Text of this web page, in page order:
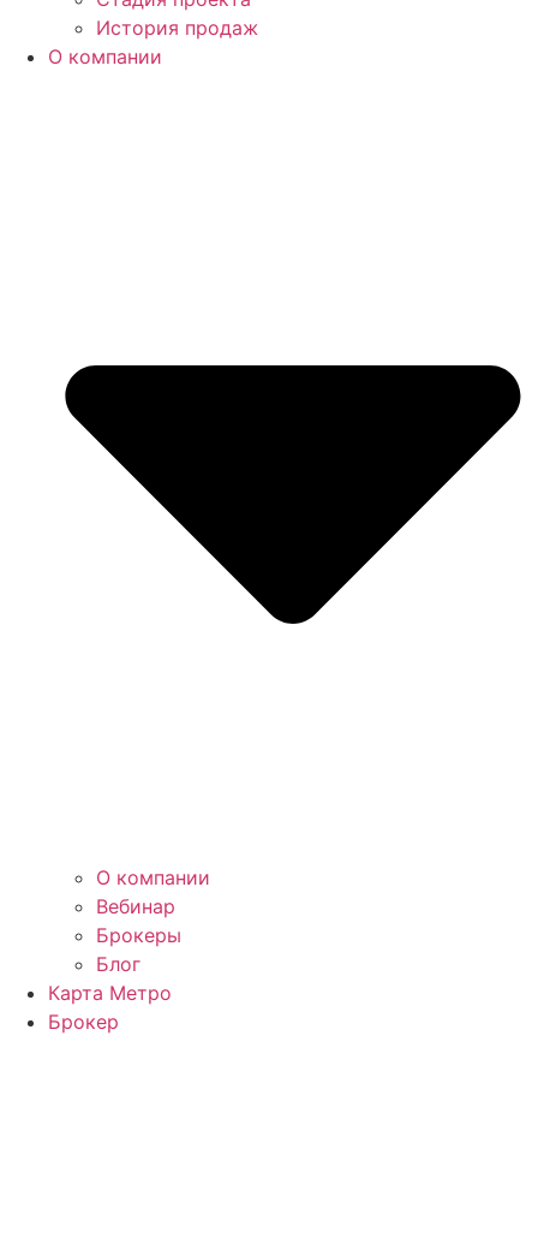
История продаж
О компании
О компании
Вебинар
Брокеры
Блог
Карта Метро
Брокер